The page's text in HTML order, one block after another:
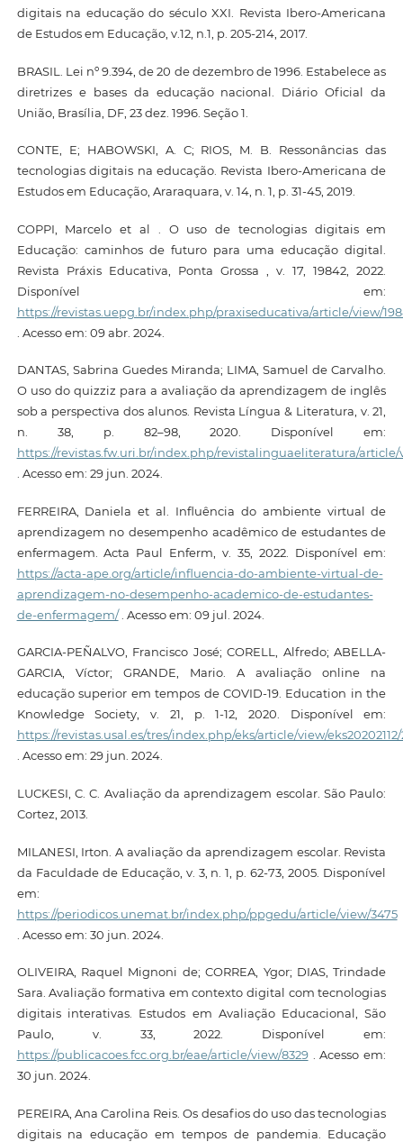
digitais na educação do século XXI. Revista Ibero-Americana
de Estudos em Educação, v.12, n.1, p. 205-214, 2017.
BRASIL. Lei nº 9.394, de 20 de dezembro de 1996. Estabelece as
diretrizes e bases da educação nacional. Diário Oficial da
União, Brasília, DF, 23 dez. 1996. Seção 1.
CONTE, E; HABOWSKI, A. C; RIOS, M. B. Ressonâncias das
tecnologias digitais na educação. Revista Ibero-Americana de
Estudos em Educação, Araraquara, v. 14, n. 1, p. 31-45, 2019.
COPPI, Marcelo et al . O uso de tecnologias digitais em
Educação: caminhos de futuro para uma educação digital.
Revista Práxis Educativa, Ponta Grossa , v. 17, 19842, 2022.
Disponível em:
https://revistas.uepg.br/index.php/praxiseducativa/article/view/
. Acesso em: 09 abr. 2024.
DANTAS, Sabrina Guedes Miranda; LIMA, Samuel de Carvalho.
O uso do quizziz para a avaliação da aprendizagem de inglês
sob a perspectiva dos alunos. Revista Língua & Literatura, v. 21,
n. 38, p. 82–98, 2020. Disponível em:
https://revistas.fw.uri.br/index.php/revistalinguaeliteratura/article/
. Acesso em: 29 jun. 2024.
FERREIRA, Daniela et al. Influência do ambiente virtual de
aprendizagem no desempenho acadêmico de estudantes de
enfermagem. Acta Paul Enferm, v. 35, 2022. Disponível em:
https://acta-ape.org/article/influencia-do-ambiente-virtual-de-
aprendizagem-no-desempenho-academico-de-estudantes-
de-enfermagem/. Acesso em: 09 jul. 2024.
GARCIA-PEÑALVO, Francisco José; CORELL, Alfredo; ABELLA-
GARCIA, Víctor; GRANDE, Mario. A avaliação online na
educação superior em tempos de COVID-19. Education in the
Knowledge Society, v. 21, p. 1-12, 2020. Disponível em:
https://revistas.usal.es/tres/index.php/eks/article/view/eks20202112/
. Acesso em: 29 jun. 2024.
LUCKESI, C. C. Avaliação da aprendizagem escolar. São Paulo:
Cortez, 2013.
MILANESI, Irton. A avaliação da aprendizagem escolar. Revista
da Faculdade de Educação, v. 3, n. 1, p. 62-73, 2005. Disponível
em:
https://periodicos.unemat.br/index.php/ppgedu/article/view/3475
. Acesso em: 30 jun. 2024.
OLIVEIRA, Raquel Mignoni de; CORREA, Ygor; DIAS, Trindade
Sara. Avaliação formativa em contexto digital com tecnologias
digitais interativas. Estudos em Avaliação Educacional, São
Paulo, v. 33, 2022. Disponível em:
https://publicacoes.fcc.org.br/eae/article/view/8329. Acesso em:
30 jun. 2024.
PEREIRA, Ana Carolina Reis. Os desafios do uso das tecnologias
digitais na educação em tempos de pandemia. Educação